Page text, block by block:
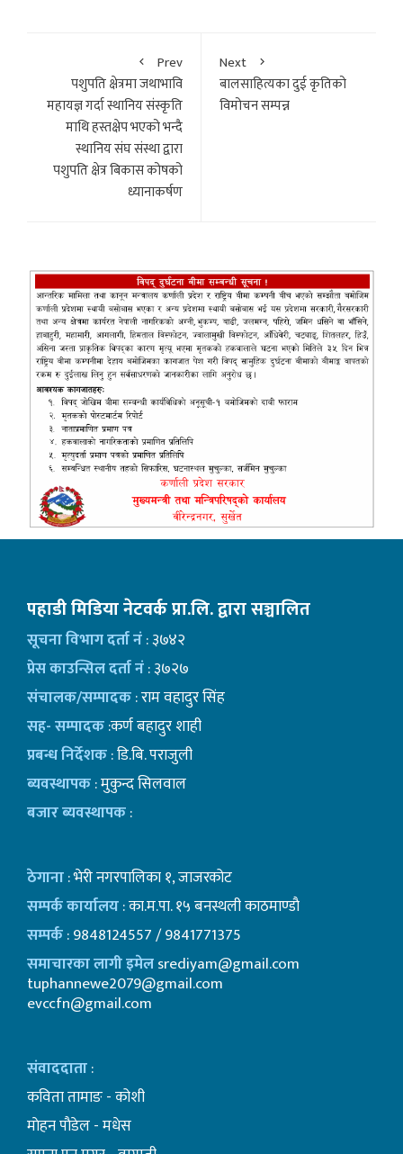
Prev
पशुपति क्षेत्रमा जथाभावि
महायज्ञ गर्दा स्थानिय संस्कृति
माथि हस्तक्षेप भएको भन्दै
स्थानिय संघ संस्था द्वारा
पशुपति क्षेत्र बिकास कोषको
ध्यानाकर्षण
Next
बालसाहित्यका दुई कृतिको
विमोचन सम्पन्न
पहाडी मिडिया नेटवर्क प्रा.लि. द्वारा सञ्चालित
सूचना विभाग दर्ता नं: ३७४२
प्रेस काउन्सिल दर्ता नं: ३७२७
संचालक/सम्पादक: राम वहादुर सिंह
सह- सम्पादक:कर्ण बहादुर शाही
प्रबन्ध निर्देशक: डि.बि. पराजुली
ब्यवस्थापक: मुकुन्द सिलवाल
बजार ब्यवस्थापक:
ठेगाना: भेरी नगरपालिका १, जाजरकोट
सम्पर्क कार्यालय: का.म.पा. १५ बनस्थली काठमाण्डाै
सम्पर्क: 9848124557 / 9841771375
समाचारका लागी इमेलsrediyam@gmail.com
tuphannewe2079@gmail.com
evccfn@gmail.com
संवाददाता:
कविता तामाङ - कोशी
माेहन पाैडेल - मधेस